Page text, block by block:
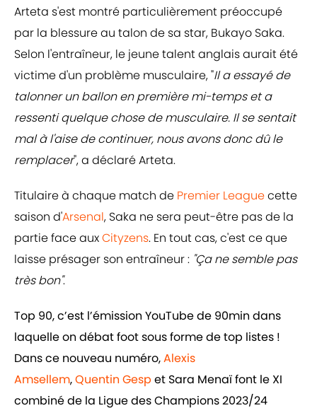
Arteta s'est montré particulièrement préoccupé
par la blessure au talon de sa star, Bukayo Saka.
Selon l'entraîneur, le jeune talent anglais aurait été
victime d'un problème musculaire, "Il a essayé de
talonner un ballon en première mi-temps et a
ressenti quelque chose de musculaire. Il se sentait
mal à l'aise de continuer, nous avons donc dû le
remplacer", a déclaré Arteta.
Titulaire à chaque match de Premier Leaguecette
saison d'Arsenal, Saka ne sera peut-être pas de la
partie face auxCityzens. En tout cas, c'est ce que
laisse présager son entraîneur : "Ça ne semble pas
très bon".
Top 90, c’est l’émission YouTube de 90min dans
laquelle on débat foot sous forme de top listes !
Dans ce nouveau numéro,Alexis
Amsellem,Quentin Gesp et Sara Menaï font le XI
combiné de la Ligue des Champions 2023/24